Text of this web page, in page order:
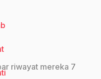
riwayat mereka 7